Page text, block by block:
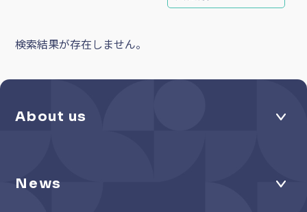
検索結果が存在しません。
About us
News